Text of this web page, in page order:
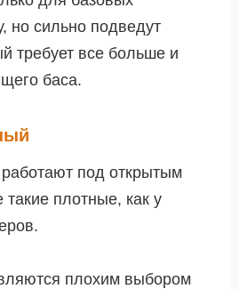
но сильно подведут
требует все больше и
баса.
под открытым
плотные, как у
плохим выбором